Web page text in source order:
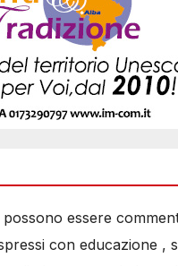
essere
con educazione ,